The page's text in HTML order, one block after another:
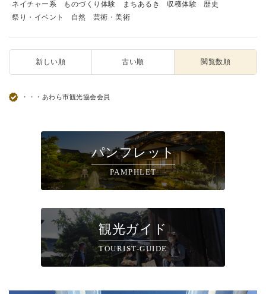
ネイチャー系
ものづくり体験 まちあるき 収穫体験
歴史
祭り・イベント
自然 芸術・美術
新しい順 古い順 閲覧数順
・・・あわら市観光協会会員
パンフレット
PAMPHLET
観光ガイド
TOURIST-GUIDE